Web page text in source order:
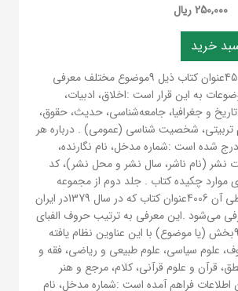
250,000 ریال
در این مجموعه 4572عنوان کتاب ذیل 9موضوع مختلف معرفی
به این قرار است :اخلاق، ادبیات،
تاریخ و جغرافیا، جامعه‌شناسی، حدیث، حقوق،
تربیتی، شخصیت شناسی (عمومی) . درباره هر
شده است :شماره مدخل، نام نگارنده،
نشر (نام ناشر، سال نشر و محل نشر)، کد
موارد چکیده کتاب . جلد دوم از مجموعه
مرجع 79است که طی آن 4006عنوان کتاب که در سال 1379در ایران
می‌شود .این معرفی به ترتیب حروف الفبای
نام نگارنده و ذیل 9بخش (یا موضوع) با این عناوین نظام یافته
علوم سیاسی، علوم طبیعی و ریاضی، فقه و
قرآن و علوم قرآنی، کلام، مرجع و هنر
اطلاعات فراهم آمده است :شماره مدخل، نام